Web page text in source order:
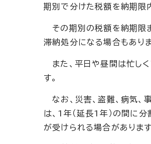
期別で分けた税額を納期限
その期別の税額を納期限
滞納処分になる場合もあり
また、平日や昼間は忙し
す。
なお、災害、盗難、病気
は、1年（延長1年）の間に
が受けられる場合があります